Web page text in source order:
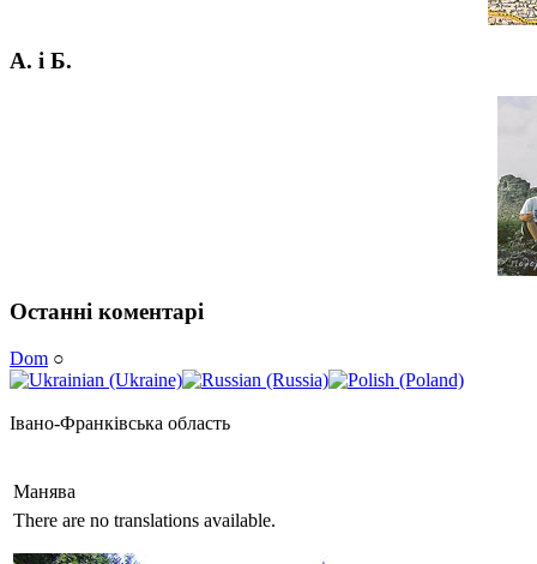
А. і Б.
Останні коментарі
Dom ○
Івано-Франківська область
Манява
There are no translations available.